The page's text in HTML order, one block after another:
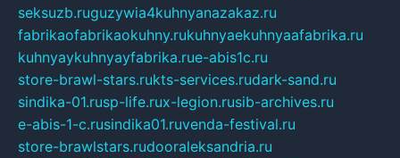
seksuzb.ruguzywia4kuhnyanazakaz.ru
fabrikaofabrikaokuhny.rukuhnyaekuhnyaafabrika.ru
kuhnyaykuhnyayfabrika.rue-abis1c.ru
store-brawl-stars.rukts-services.rudark-sand.ru
sindika-01.rusp-life.rux-legion.rusib-archives.ru
e-abis-1-c.rusindika01.ruvenda-festival.ru
store-brawlstars.rudooraleksandria.ru